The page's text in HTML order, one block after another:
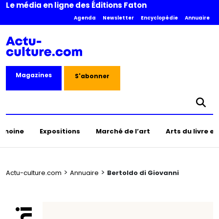
Le média en ligne des Éditions Faton
Agenda Newsletter Encyclopédie Annuaire
Magazines S'abonner
Expositions Marché de l’art Arts du livre
Actu-culture.com > Annuaire > Bertoldo di Giovanni